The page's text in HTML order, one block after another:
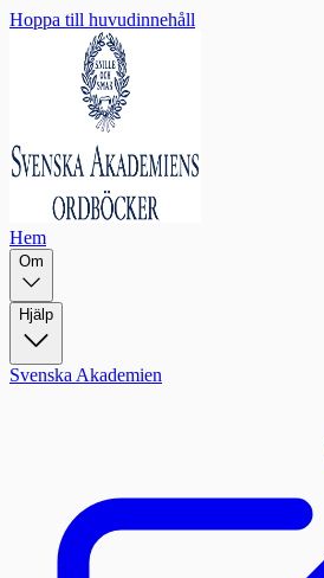
Hoppa till huvudinnehåll
Hem
Om
Hjälp
Svenska Akademien